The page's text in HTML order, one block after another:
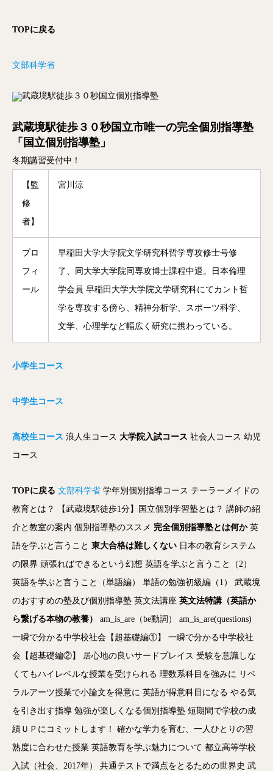
TOPに戻る
文部科学省
武蔵境駅徒歩３０秒国立市唯一の完全個別指導塾
「国立個別指導塾」
冬期講習受付中！
【監
修
者】
宮川涼
プロ
フィ
ール
早稲田大学大学院文学研究科哲学専攻修士号修
了、同大学大学院同専攻博士課程中退。日本倫理
学会員 早稲田大学大学院文学研究科にてカント哲
学を専攻する傍ら、精神分析学、スポーツ科学、
文学、心理学など幅広く研究に携わっている。
小学生コース
中学生コース
高校生コース 浪人生コース 大学院入試コース 社会人コース 幼児
コース
TOPに戻る 文部科学省 学年別個別指導コース テーラーメイドの
教育とは？
【武蔵境駅徒歩1分】国立個別学習塾とは？ 講師の紹
介と教室の案内 個別指導塾のススメ 完全個別指導塾とは何か 英
語を学ぶと言うこと 東大合格は難しくない 日本の教育システム
の限界 頑張ればできるという幻想 英語を学ぶと言うこと（2）
英語を学ぶと言うこと（単語編）
単語の勉強初級編（1）
武蔵境
のおすすめの塾及び個別指導塾 英文法講座 英文法特講（英語か
ら繋げる本物の教養）
am_is_are（be動詞）
am_is_are(questions)
一瞬で分かる中学校社会【超基礎編①】
一瞬で分かる中学校社
会【超基礎編②】
居心地の良いサードプレイス 受験を意識しな
くてもハイレベルな授業を受けられる 理数系科目を強みに リベ
ラルアーツ授業で小論文を得意に 英語が得意科目になる やる気
を引き出す指導 勉強が楽しくなる個別指導塾 短期間で学校の成
績ＵＰにコミットします！
確かな学力を育む、一人ひとりの習
熟度に合わせた授業 英語教育を学ぶ魅力について 都立高等学校
入試（社会、2017年）
共通テストで満点をとるための世界史 武